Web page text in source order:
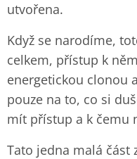
utvořena.
Když se narodíme,
celkem, přístup k
energetickou clonou
pouze na to, co si
mít přístup a k čemu
Tato jedna malá část